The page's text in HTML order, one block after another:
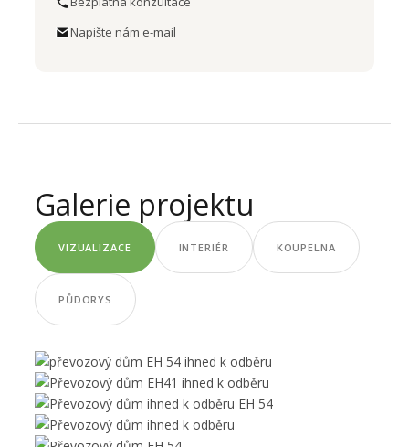
Napište nám e-mail
Galerie projektu
VIZUALIZACE INTERIÉR KOUPELNA
PŮDORYS